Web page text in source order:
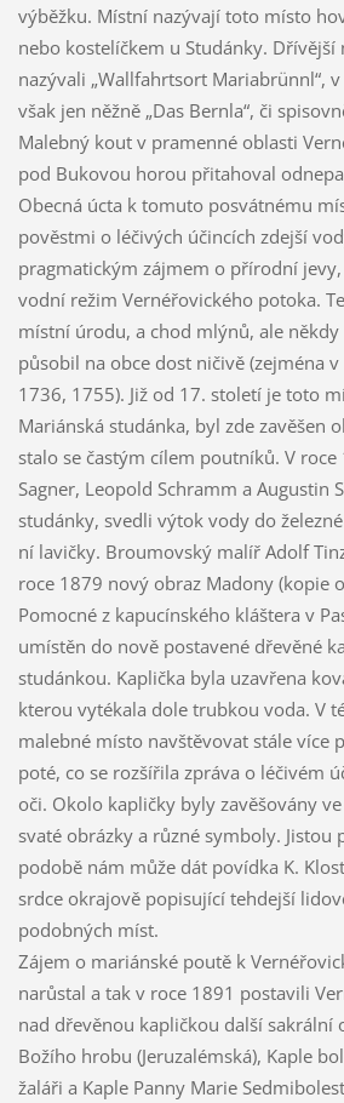
výběžku. Místní nazývají toto místo
nebo kostelíčkem u Studánky.
nazývali „Wallfahrtsort Mariabrünnl“,
však jen něžně „Das Bernla“, či
Malebný kout v pramenné oblasti
pod Bukovou horou přitahoval
Obecná úcta k tomuto posvátnému
pověstmi o léčivých účincích zdejší
pragmatickým zájmem o přírodní
vodní režim Vernéřovického potoka.
místní úrodu, a chod mlýnů, ale
působil na obce dost ničivě (zejména
1736, 1755). Již od 17. století je toto
Mariánská studánka, byl zde zavěšen
stalo se častým cílem poutníků. V roce
Sagner, Leopold Schramm a Augustin
studánky, svedli výtok vody do
ní lavičky. Broumovský malíř Adolf
roce 1879 nový obraz Madony (kopie
Pomocné z kapucínského kláštera v
umístěn do nově postavené dřevěné
studánkou. Kaplička byla uzavřena
kterou vytékala dole trubkou voda. V
malebné místo navštěvovat stále více
poté, co se rozšířila zpráva o léčivém
oči. Okolo kapličky byly zavěšovány
svaté obrázky a různé symboly. Jistou
podobě nám může dát povídka K.
srdce okrajově popisující tehdejší
podobných míst.
Zájem o mariánské poutě k
narůstal a tak v roce 1891 postavili
nad dřevěnou kapličkou další sakrální
Božího hrobu (Jeruzalémská), Kaple
žaláři a Kaple Panny Marie